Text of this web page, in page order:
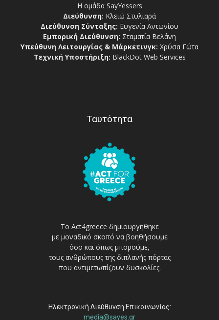
Η ομάδα SayYessers
Διεύθυνση: Κλειώ Στυλιαρά
Διεύθυνση Σύνταξης: Ευγενία Αντωνίου
Εμπορική Διεύθυνση: Σταματία Βελάνη
Υπεύθυνη Λειτουργίας & Μάρκετινγκ: Χρύσα Γώτα
Τεχνική Υποστήριξη: BlackDot Web Services
Ταυτότητα
Το Act4greece δημιουργήθηκε
με μοναδικό σκοπό να βοηθήσουμε
όσο και όπως μπορούμε,
τους ανθρώπους της διπλανής πόρτας
που αντιμετωπίζουν δυσκολίες.
Ηλεκτρονική Διεύθυνση Επικοινωνίας:
media@sayes.gr